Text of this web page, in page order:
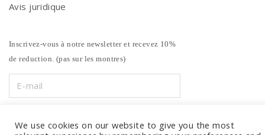
Avis juridique
Inscrivez-vous à notre newsletter et recevez 10%
de reduction. (pas sur les montres)
We use cookies on our website to give you the most